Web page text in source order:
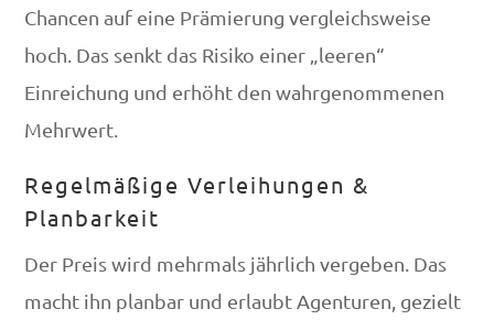
Chancen auf eine Prämierung vergleichsweise
hoch. Das senkt das Risiko einer „leeren“
Einreichung und erhöht den wahrgenommenen
Mehrwert.
Regelmäßige Verleihungen &
Planbarkeit
Der Preis wird mehrmals jährlich vergeben. Das
macht ihn planbar und erlaubt Agenturen, gezielt